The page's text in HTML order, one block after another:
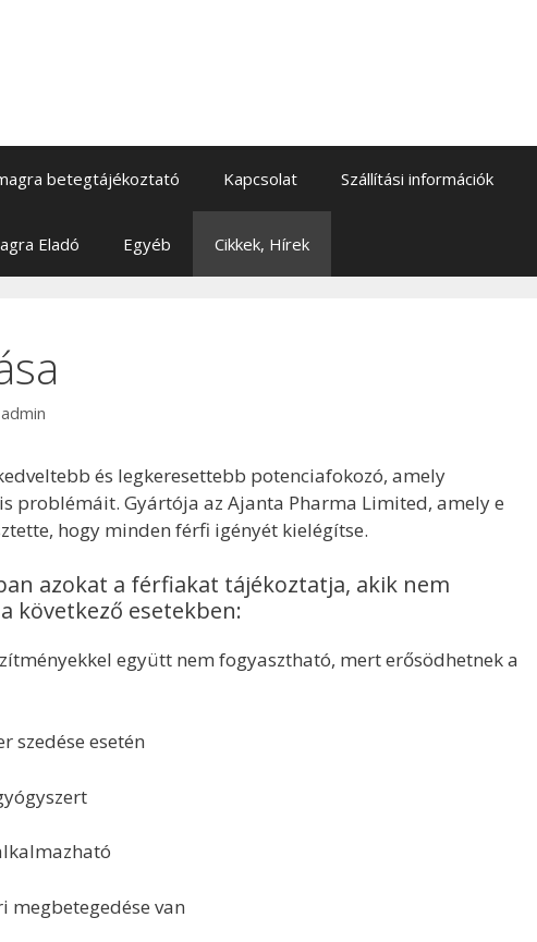
betegtájékoztató Kapcsolat Szállítási információk
Eladó Egyéb Cikkek, Hírek
admin
és legkeresettebb potenciafokozó, amely
problémáit. Gyártója az Ajanta Pharma Limited, amely e
hogy minden férfi igényét kielégítse.
azokat a férfiakat tájékoztatja, akik nem
következő esetekben:
együtt nem fogyasztható, mert erősödhetnek a
esetén
van